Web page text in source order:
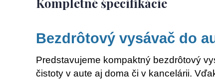
Bezdrôtový vysávač do
Predstavujeme kompaktný bezdrôtový
čistoty v aute aj doma či v kancelárii.